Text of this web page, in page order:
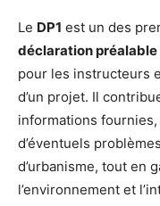
Le DP1 est un des
déclaration
pour les instructeurs
d’un projet. Il
informations fournies,
d’éventuels
d’urbanisme, tout en
l’environnement et